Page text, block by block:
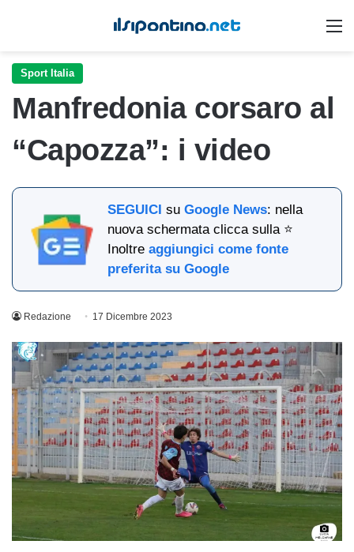
Sport Italia
Manfredonia corsaro al
“Capozza”: i video
SEGUICI suGoogle News: nella
nuova schermata clicca sulla ⭐
Inoltreaggiungici come fonte
preferita su Google
Redazione 17 Dicembre 2023